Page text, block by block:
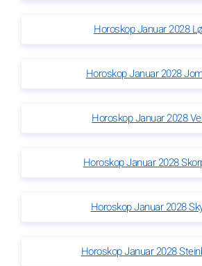
Horoskop Januar 2028
Horoskop Januar 2028
Horoskop Januar 2028
Horoskop Januar 2028
Horoskop Januar 2028
Horoskop Januar 2028